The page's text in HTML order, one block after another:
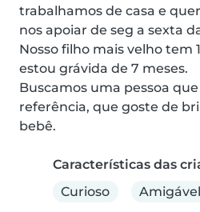
trabalhamos de casa e
nos apoiar de seg a sexta
Nosso filho mais velho tem
estou grávida de 7 meses.
Buscamos uma pessoa
referência, que goste de
bebê.
Características das
Curioso
Amigável